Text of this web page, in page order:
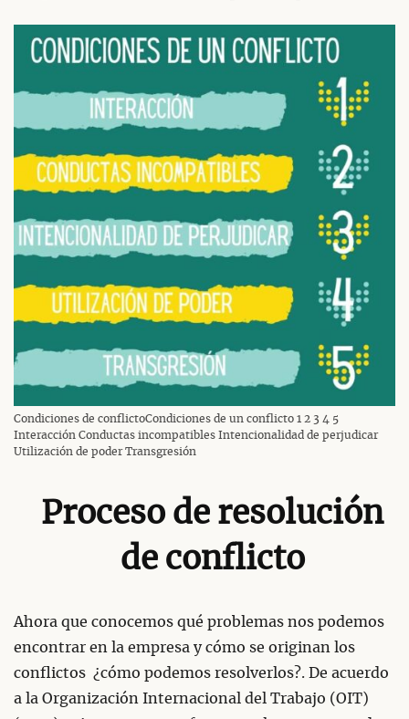
Condiciones de conflictoCondiciones de un conflicto 1 2 3 4 5
Interacción Conductas incompatibles Intencionalidad de perjudicar
Utilización de poder Transgresión
Proceso de resolución
de conflicto
Ahora que conocemos qué problemas nos podemos
encontrar en la empresa y cómo se originan los
conflictos ¿cómo podemos resolverlos?. De acuerdo
a la Organización Internacional del Trabajo (OIT)